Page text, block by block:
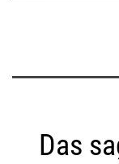
Das